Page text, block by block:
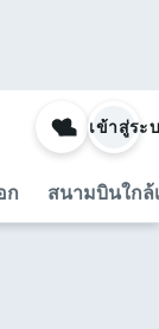
ก สนามบินใกล้
เข้าสู่ระ